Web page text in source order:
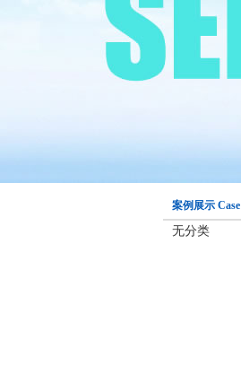
案例展示 Case
无分类